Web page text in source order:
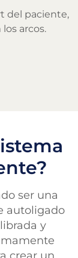
del paciente,
arcos.
ser una
autoligado
y